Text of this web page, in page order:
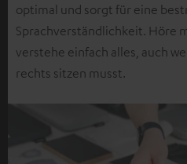
optimal und sorgt für eine
Sprachverständlichkeit. Höre
verstehe einfach alles, auch
rechts sitzen musst.